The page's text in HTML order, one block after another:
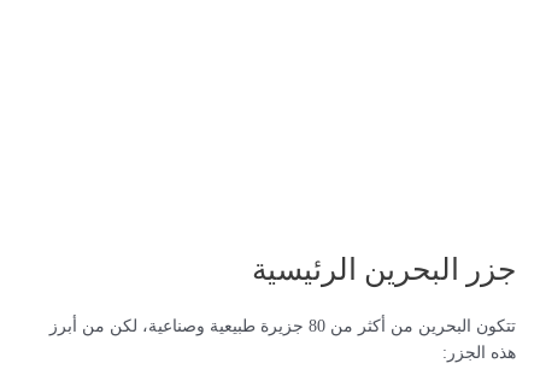
جزر البحرين الرئيسية
تتكون البحرين من أكثر من 80 جزيرة طبيعية وصناعية، لكن من أبرز
هذه الجزر: